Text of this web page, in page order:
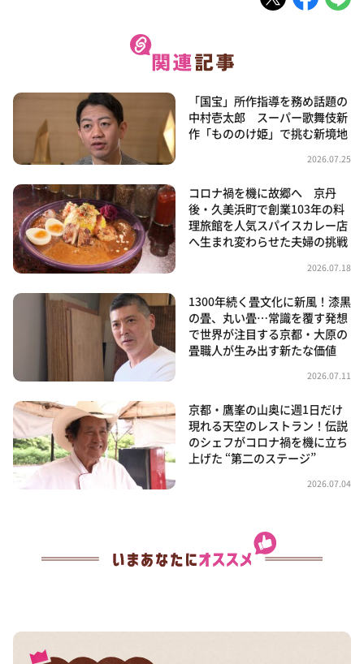
「国宝」所作指導を務め話題の
中村壱太郎 スーパー歌舞伎新
作「もののけ姫」で挑む新境地
2026.07.25
コロナ禍を機に故郷へ 京丹
後・久美浜町で創業103年の料
理旅館を人気スパイスカレー店
へ生まれ変わらせた夫婦の挑戦
2026.07.18
1300年続く畳文化に新風！漆黒
の畳、丸い畳…常識を覆す発想
で世界が注目する京都・大原の
畳職人が生み出す新たな価値
2026.07.11
京都・鷹峯の山奥に週1日だけ
現れる天空のレストラン！伝説
のシェフがコロナ禍を機に立ち
上げた “第二のステージ”
2026.07.04